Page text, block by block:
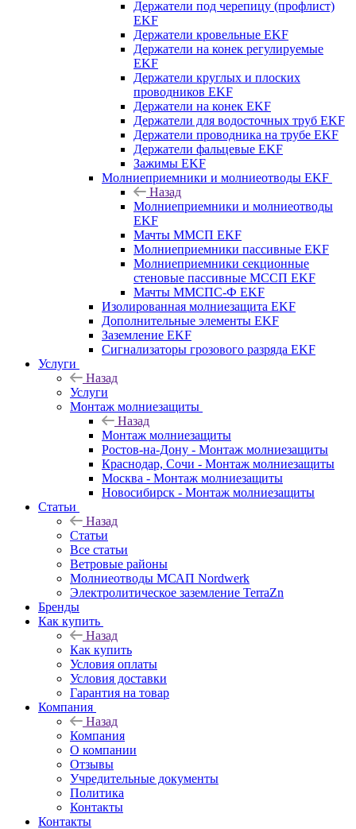
Держатели под черепицу (профлист)
EKF
Держатели кровельные EKF
Держатели на конек регулируемые
EKF
Держатели круглых и плоских
проводников EKF
Держатели на конек EKF
Держатели для водосточных труб EKF
Держатели проводника на трубе EKF
Держатели фальцевые EKF
Зажимы EKF
Молниеприемники и молниеотводы EKF
Назад
Молниеприемники и молниеотводы
EKF
Мачты ММСП EKF
Молниеприемники пассивные EKF
Молниеприемники секционные
стеновые пассивные МССП EKF
Мачты ММСПС-Ф EKF
Изолированная молниезащита EKF
Дополнительные элементы EKF
Заземление EKF
Сигнализаторы грозового разряда EKF
Услуги
Назад
Услуги
Монтаж молниезащиты
Назад
Монтаж молниезащиты
Ростов-на-Дону - Монтаж молниезащиты
Краснодар, Сочи - Монтаж молниезащиты
Москва - Монтаж молниезащиты
Новосибирск - Монтаж молниезащиты
Статьи
Назад
Статьи
Все статьи
Ветровые районы
Молниеотводы МСАП Nordwerk
Электролитическое заземление TerraZn
Бренды
Как купить
Назад
Как купить
Условия оплаты
Условия доставки
Гарантия на товар
Компания
Назад
Компания
О компании
Отзывы
Учредительные документы
Политика
Контакты
Контакты